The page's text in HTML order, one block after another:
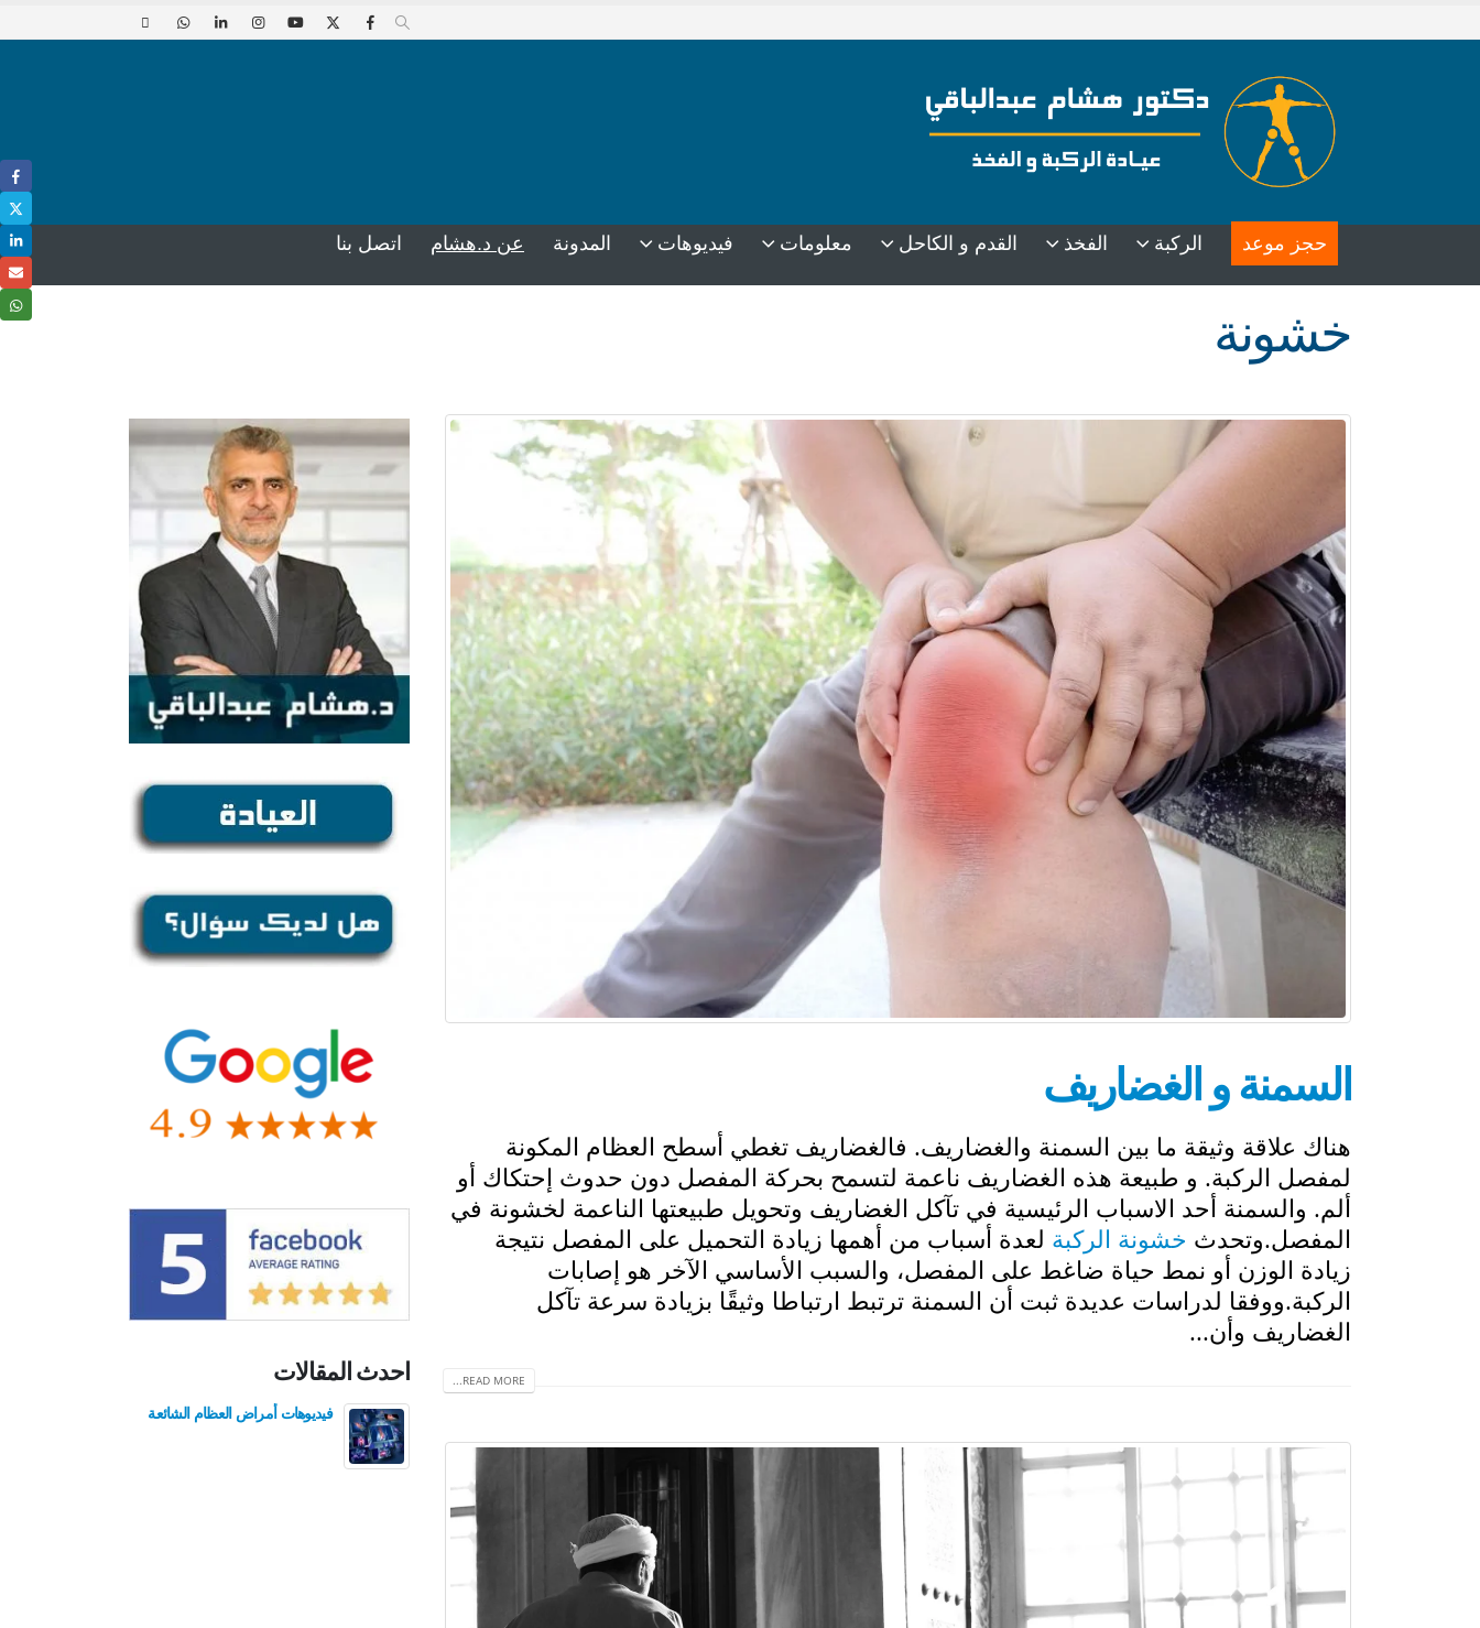
حجز موعد الركبة الفخذ القدم و الكاحل معلومات فيديوهات المدونة عن د.هشام اتصل بنا
خشونة
السمنة و الغضاريف
هناك علاقة وثيقة ما بين السمنة والغضاريف. فالغضاريف تغطي أسطح العظام المكونة
لمفصل الركبة. و طبيعة هذه الغضاريف ناعمة لتسمح بحركة المفصل دون حدوث إحتكاك أو
ألم. والسمنة أحد الاسباب الرئيسية في تآكل الغضاريف وتحويل طبيعتها الناعمة لخشونة في
المفصل.وتحدث خشونة الركبة لعدة أسباب من أهمها زيادة التحميل على المفصل نتيجة
زيادة الوزن أو نمط حياة ضاغط على المفصل، والسبب الأساسي الآخر هو إصابات
الركبة.ووفقا لدراسات عديدة ثبت أن السمنة ترتبط ارتباطا وثيقًا بزيادة سرعة تآكل
الغضاريف وأن...
READ MORE... احدث المقالات
فيديوهات أمراض العظام الشائعة